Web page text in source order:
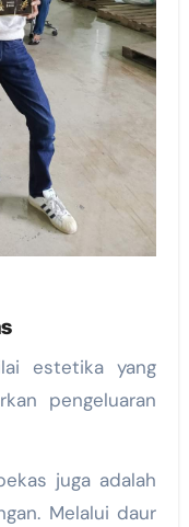
estetika yang
pengeluaran
juga adalah
Melalui daur